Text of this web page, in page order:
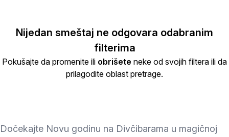
Nijedan smeštaj ne odgovara odabranim
filterima
Pokušajte da promenite ili obrišete neke od svojih filtera ili da
prilagodite oblast pretrage.
Dočekajte Novu godinu na Divčibarama u magičnoj